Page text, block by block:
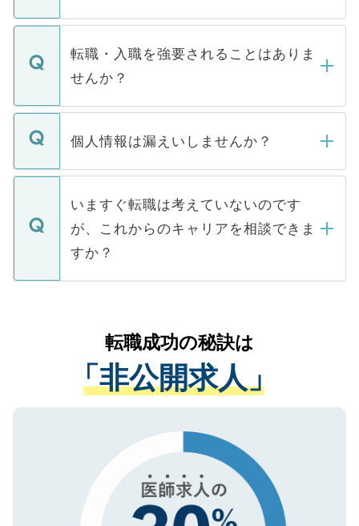
ます。通常、5営業日以内にはご連絡をせて
いただきますので、しばらくお待ちくださ
マイナビDOCTORで取り扱っている求人の
うち約3割は、Webサイトからご覧いただ
けない「非公開求人」です。非公開求人は
下記の理由によって、一般には公開してい
ません。
■応募殺到を避けるため 人気のある医療機
関を公にしてしまうと、応募が殺到する場
に、医療機関が求める条件に合った人材の
みを人材紹介会社に依頼するケースが増え
ています。
転職・入職を強要されることはありま
せんか？
転職・入職を強要することは一切ありませ
ん。また、仮に応募先から内定をいただい
定を承諾する必要はありません。内定先へ
の辞退の連絡はキャリアパートナーが行い
個人情報は漏えいしませんか？
個人情報が漏えいすることはありませんの
で、ご安心ください。当サイトからの登録
などで収集したご登録者様の個人情報は、
ご本人のキャリアアップおよび転職活動の
支援を目的に使用いたします。お預かりし
ているすべての個人データはご本人の許可
は、個人情報の取り扱いについての厳密な
管理基準を満たした事業者のみに付与され
る、プライバシーマークを取得済みです。
で、機密保持に関してもご安心ください。
いますぐ転職は考えていないのです
が、これからのキャリアを相談できま
すか？
かがいして、現在の医療機関の状況や紹介
経験をまじえながら、適切なアドバイスを
させていただきます。すぐにご転職をされ
ない方には、長期的なサポートが可能です
ので、まずはご登録ください。
転職成功の秘訣は
「非公開求人」